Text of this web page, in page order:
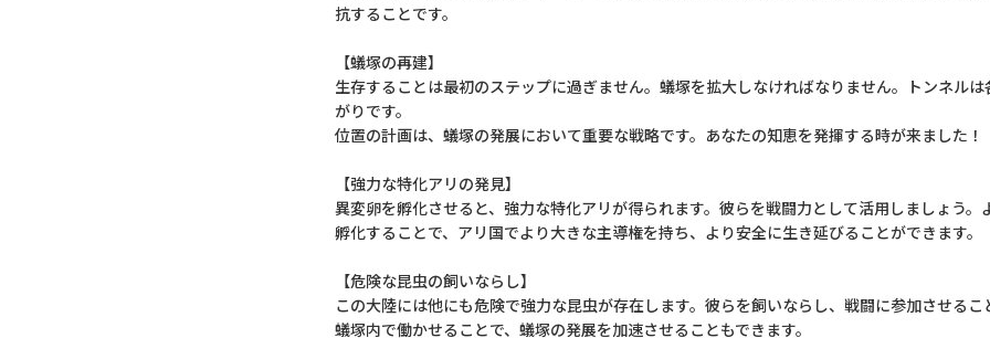
抗することです。
【蟻塚の再建】
生存することは最初のステップに過ぎません。蟻塚を拡大しなければなりません。トンネル
がりです。
位置の計画は、蟻塚の発展において重要な戦略です。あなたの知恵を発揮する時が来ました！
【強力な特化アリの発見】
異変卵を孵化させると、強力な特化アリが得られます。彼らを戦闘力として活用しましょう。
孵化することで、アリ国でより大きな主導権を持ち、より安全に生き延びることができます。
【危険な昆虫の飼いならし】
この大陸には他にも危険で強力な昆虫が存在します。彼らを飼いならし、戦闘に参加させるこ
蟻塚内で働かせることで、蟻塚の発展を加速させることもできます。